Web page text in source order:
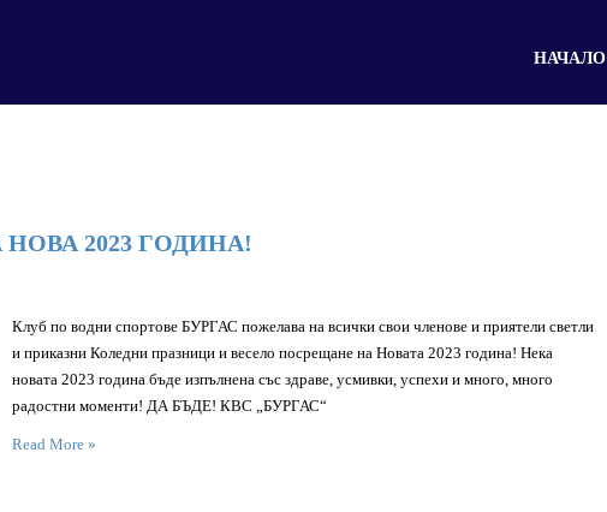
НАЧАЛО
2023 ГОДИНА!
Клуб по водни спортове БУРГАС пожелава на всички свои членове и приятели светли
и приказни Коледни празници и весело посрещане на Новата 2023 година! Нека
новата 2023 година бъде изпълнена със здраве, усмивки, успехи и много, много
радостни моменти! ДА БЪДЕ! КВС „БУРГАС“
Read More »